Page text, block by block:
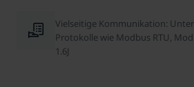
Vielseitige Kommunikation:
Protokolle wie Modbus RTU,
1.6J